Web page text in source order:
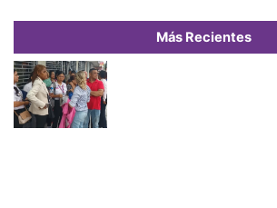
Más Recientes